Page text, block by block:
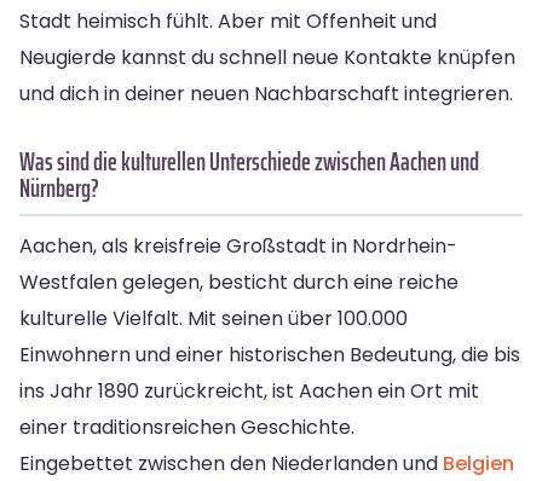
Stadt heimisch fühlt. Aber mit Offenheit und
Neugierde kannst du schnell neue Kontakte knüpfen
und dich in deiner neuen Nachbarschaft integrieren.
Was sind die kulturellen Unterschiede zwischen Aachen und
Nürnberg?
Aachen, als kreisfreie Großstadt in Nordrhein-
Westfalen gelegen, besticht durch eine reiche
kulturelle Vielfalt. Mit seinen über 100.000
Einwohnern und einer historischen Bedeutung, die bis
ins Jahr 1890 zurückreicht, ist Aachen ein Ort mit
einer traditionsreichen Geschichte.
Eingebettet zwischen den Niederlanden und Belgien